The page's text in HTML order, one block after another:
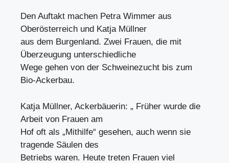
Den Auftakt machen Petra Wimmer aus
Oberösterreich und Katja Müllner
aus dem Burgenland. Zwei Frauen, die mit
Überzeugung unterschiedliche
Wege gehen von der Schweinezucht bis zum
Bio-Ackerbau.
Katja Müllner, Ackerbäuerin: „ Früher wurde die
Arbeit von Frauen am
Hof oft als „Mithilfe“ gesehen, auch wenn sie
tragende Säulen des
Betriebs waren. Heute treten Frauen viel